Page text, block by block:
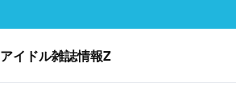
アイドル雑誌情報Z